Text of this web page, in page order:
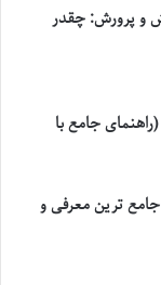
و پرورش: چقدر
جامع با
ترین معرفی و